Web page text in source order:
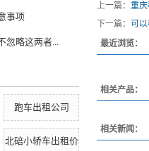
事项
忽略这两者...
跑车出租公司
北碚小轿车出租价
上一篇： 重庆
下一篇： 可
最近浏览：
相关产品：
相关新闻：